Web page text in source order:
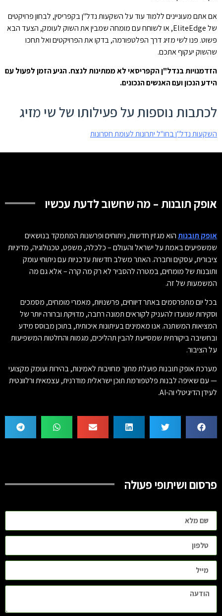
אם אתם מעוניינים ללמוד עוד על השקעות נדל"ן בקפריסין, לבחון פרויקטים
של EliteEdge, או לשוחח עם מומחה שמבין את השוק לעומק, הצעד הבא
פשוט. פנו לשי מזיג דרך הפלטפורמה, בדקו את הפרויקטים ואל תחכו
שהשוק יעקוף אתכם.
הזדמנויות בנדל"ן הקפריסאי לא ממתינות לנצח. הגיע הזמן לפעול עם
הידע הנכון ועם האנשים הנכונים.
לכתבות נוספות על פעילותו של שי מזיג
השקעות נדל"ן בחו"ל יתרונות לעומת חסרונות
אופק תובנות – מה שחשוב לדעת עכשיו
אופק תובנותהוא מגזין חדשות, ניתוחים ופרשנות המתמקד בנושאים
שמשפיעים באמת על ישראל והעולם – כלכלה, משפט, טכנולוגיה, מדיניות
ציבורית, עסקים וחברה. האתר משלב חדשות עדכניות עם ניתוחי עומק
ותובנות של מומחים, במטרה להסביר לא רק מה קרה – אלא גם מה
המשמעות של זה.
בכל יום מתפרסמים באתר דיווחים, פרשנויות, מאמרי מומחים, מסמכים
וסקירות שנועדו להעניק לקוראים תמונה רחבה, מדויקת וברורה יותר של
המציאות המשתנה. אנו מאמינים בעיתונות איכותית, בתוכן מבוסס מידע
ובחשיבה ביקורתית שמסייעת להבין תהליכים, מגמות והחלטות המשפיעות
על הציבור.
מערכת אופק תובנות פועלת מתוך מחויבות לאמינות, בהירות ועומק מקצועי
— עם שאיפה לבנות פלטפורמת תוכן ישראלית מודרנית, עצמאית ורלוונטית
לעידן הדיגיטלי וה-AI.
פרסום ושיתופי פעולה